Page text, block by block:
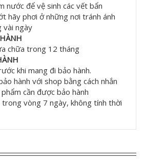
nước để vệ sinh các vết bẩn
hãy phơi ở những nơi tránh ánh
ngày
chữa trong 12 tháng
khi mang đi bảo hành.
hành với shop bằng cách nhắn
cần được bảo hành
trong vòng 7 ngày, không tính thời